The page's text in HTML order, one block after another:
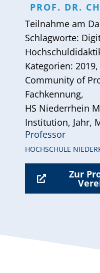
PROF. DR.
Teilnahme am
Schlagworte:
Kategorien: 2019,
Community of
Fachkennung,
HS Niederrhein
Institution, Jahr,
Professor
HOCHSCHULE
Zur